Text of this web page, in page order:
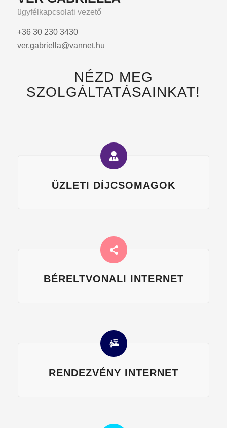
ügyfélkapcsolati vezető
+36 30 230 3430
ver.gabriella@vannet.hu
NÉZD MEG
SZOLGÁLTATÁSAINKAT!
ÜZLETI DÍJCSOMAGOK
BÉRELTVONALI INTERNET
RENDEZVÉNY INTERNET